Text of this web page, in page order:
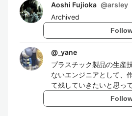
Aoshi Fujioka @arsley
Archived
@ _yane
プラスチック製品の生産
ないエンジニアとして、
て残していきたいと思っ